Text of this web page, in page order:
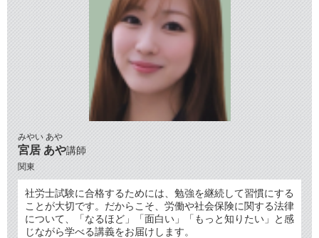
みやい あや
宮居 あや講師
関東
社労士試験に合格するためには、勉強を継続して習慣にする
ことが大切です。だからこそ、労働や社会保険に関する法律
について、「なるほど」「面白い」「もっと知りたい」と感
じながら学べる講義をお届けします。